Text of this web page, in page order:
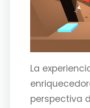
La
perspectiva